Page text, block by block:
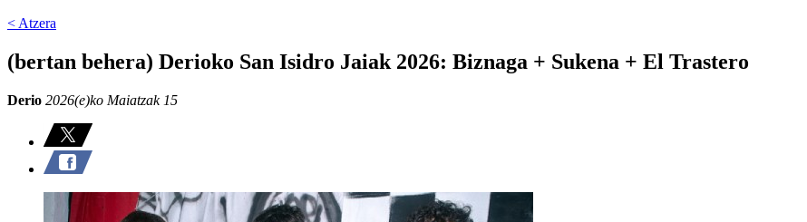
< Atzera
(bertan behera) Derioko San Isidro Jaiak 2026: Biznaga + Sukena + El Trastero
Derio 2026(e)ko Maiatzak 15